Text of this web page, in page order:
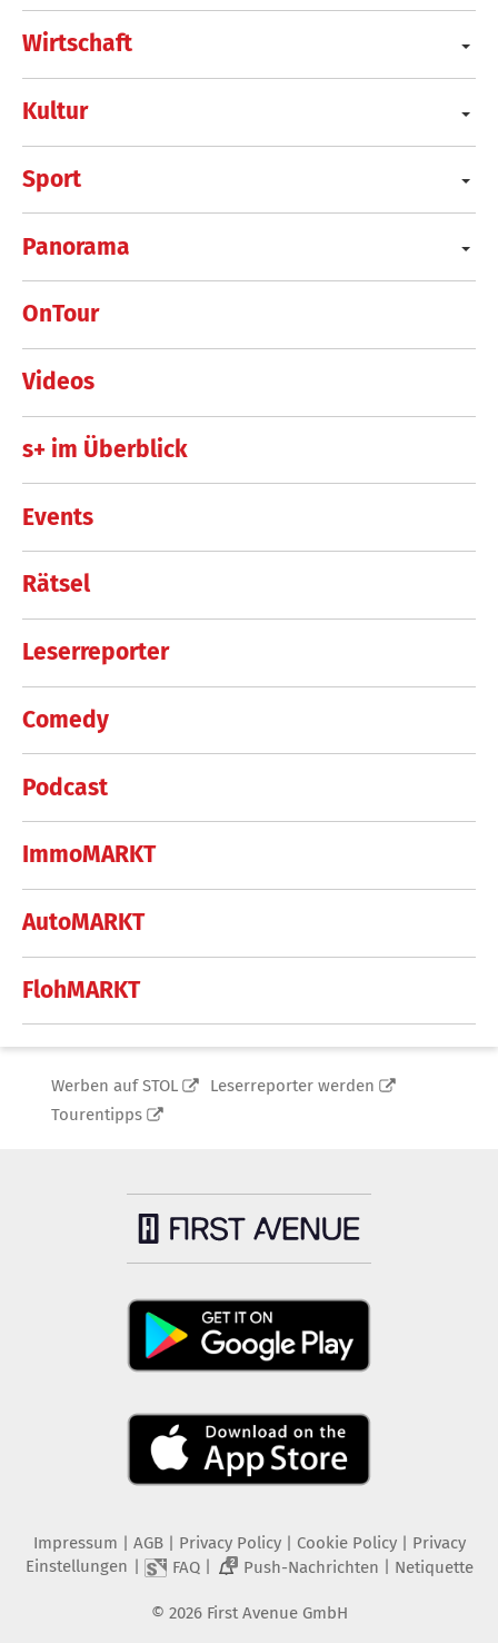
Wirtschaft
Kultur
Sport
Panorama
OnTour
Videos
s+ im Überblick
Events
Rätsel
Leserreporter
Comedy
Podcast
ImmoMARKT
AutoMARKT
FlohMARKT
Werben auf STOL
Leserreporter werden
Tourentipps
Impressum AGB Privacy Policy| Cookie Policy| Privacy
Einstellungen
FAQ| 2 Push-Nachrichten Netiquette
© 2026 First Avenue GmbH